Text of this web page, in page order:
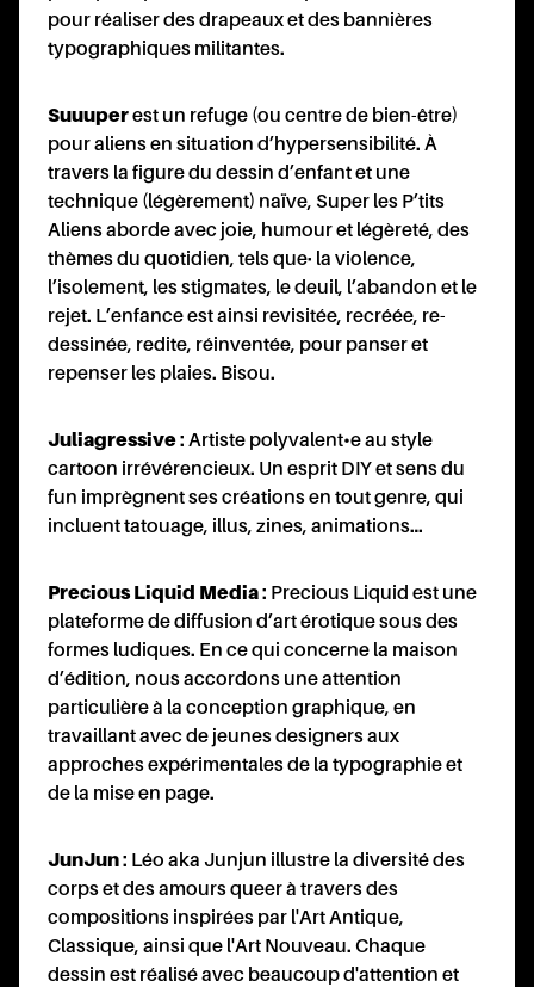
pour réaliser des drapeaux et des bannières
typographiques militantes.
Suuuperest un refuge (ou centre de bien-être)
pour aliens en situation d’hypersensibilité. À
travers la figure du dessin d’enfant et une
technique (légèrement) naïve, Super les P’tits
Aliens aborde avec joie, humour et légèreté, des
thèmes du quotidien, tels que.. la violence,
l’isolement, les stigmates, le deuil, l’abandon et le
rejet. L’enfance est ainsi revisitée, recréée, re-
dessinée, redite, réinventée, pour panser et
repenser les plaies. Bisou.
Juliagressive: Artiste polyvalent•e au style
cartoon irrévérencieux. Un esprit DIY et sens du
fun imprègnent ses créations en tout genre, qui
incluent tatouage, illus, zines, animations...
Precious Liquid Media: Precious Liquid est une
plateforme de diffusion d’art érotique sous des
formes ludiques. En ce qui concerne la maison
d’édition, nous accordons une attention
particulière à la conception graphique, en
travaillant avec de jeunes designers aux
approches expérimentales de la typographie et
de la mise en page.
JunJun: Léo aka Junjun illustre la diversité des
corps et des amours queer à travers des
compositions inspirées par l'Art Antique,
Classique, ainsi que l'Art Nouveau. Chaque
dessin est réalisé avec beaucoup d'attention et